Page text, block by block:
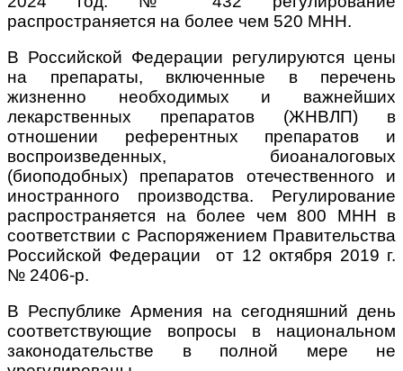
распространяется на более чем 520 МНН.
В Российской Федерации регулируются цены
на препараты, включенные в перечень
жизненно необходимых и важнейших
лекарственных препаратов (ЖНВЛП) в
отношении референтных препаратов и
воспроизведенных, биоаналоговых
(биоподобных) препаратов отечественного и
иностранного производства. Регулирование
распространяется на более чем 800 МНН в
соответствии с Распоряжением Правительства
Российской Федерации от 12 октября 2019 г.
№ 2406-р.
В Республике Армения на сегодняшний день
соответствующие вопросы в национальном
законодательстве в полной мере не